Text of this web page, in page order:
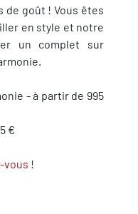
goût ! Vous êtes
en style et notre
un complet sur
- à partir de 995
€
vous !